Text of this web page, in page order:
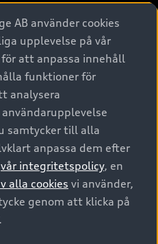
som nya
Reserved.
Audi AG
AB använder cookies
upplevelse på vår
att anpassa innehåll
funktioner för
analysera
samtycker till alla
anpassa dem efter
vår integritetspolicy, en
alla cookies vi använder,
genom att klicka på